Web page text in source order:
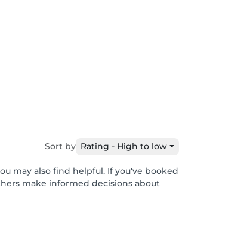
Sort by Rating - High to low
may also find helpful. If you've booked
make informed decisions about